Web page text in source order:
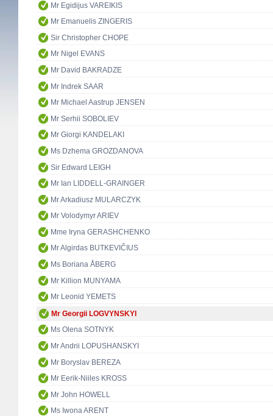
Mr Egidijus VAREIKIS
Mr Emanuelis ZINGERIS
Sir Christopher CHOPE
Mr Nigel EVANS
Mr David BAKRADZE
Mr Indrek SAAR
Mr Michael Aastrup JENSEN
Mr Serhii SOBOLIEV
Mr Giorgi KANDELAKI
Ms Dzhema GROZDANOVA
Sir Edward LEIGH
Mr Ian LIDDELL-GRAINGER
Mr Arkadiusz MULARCZYK
Mr Volodymyr ARIEV
Mme Iryna GERASHCHENKO
Mr Algirdas BUTKEVIČIUS
Ms Boriana ÅBERG
Mr Killion MUNYAMA
Mr Leonid YEMETS
Mr Georgii LOGVYNSKYI
Ms Olena SOTNYK
Mr Andrii LOPUSHANSKYI
Mr Boryslav BEREZA
Mr Eerik-Niiles KROSS
Mr John HOWELL
Ms Iwona ARENT